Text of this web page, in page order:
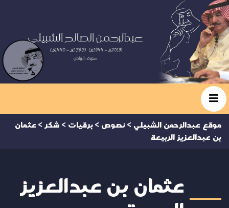
موقع عبدالرحمن الشبيلي > نصوص > برقيات > شكر > عثمان
بن عبدالعزيز الربيعة
عثمان بن عبدالعزيز